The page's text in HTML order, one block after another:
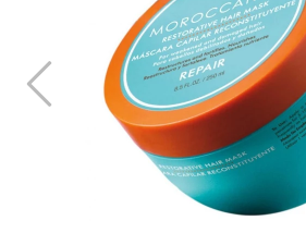
Moroccanoil Hydrating Styling
179 kr 152,15 kr